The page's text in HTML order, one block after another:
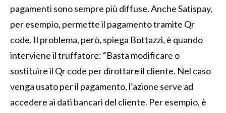
pagamenti sono sempre più diffuse. Anche Satispay,
per esempio, permette il pagamento tramite Qr
code. Il problema, però, spiega Bottazzi, è quando
interviene il truffatore: “Basta modificare o
sostituire il Qr code per dirottare il cliente. Nel caso
venga usato per il pagamento, l’azione serve ad
accedere ai dati bancari del cliente. Per esempio, è